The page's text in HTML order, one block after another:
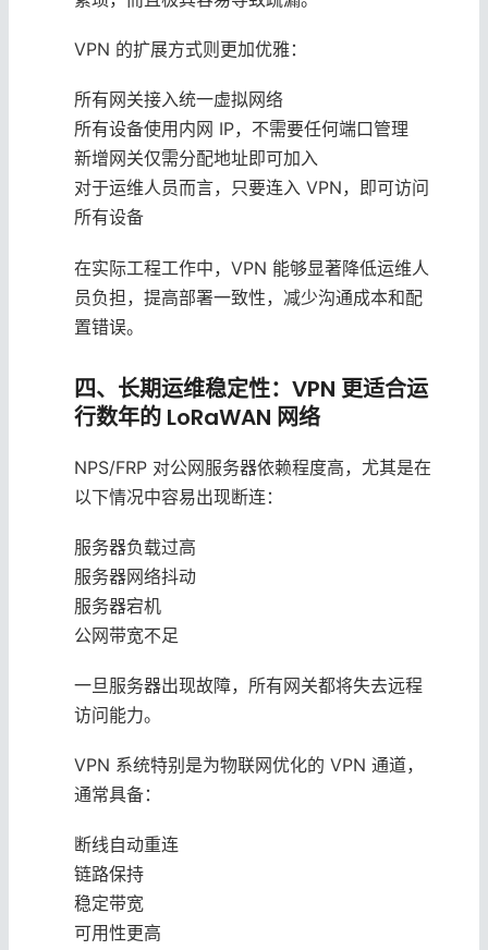
VPN 的扩展方式则更加优雅：
所有网关接入统一虚拟网络
所有设备使用内网 IP，不需要任何端口管理
新增网关仅需分配地址即可加入
对于运维人员而言，只要连入 VPN，即可访问
所有设备
在实际工程工作中，VPN 能够显著降低运维人
员负担，提高部署一致性，减少沟通成本和配
置错误。
四、长期运维稳定性：VPN 更适合运
行数年的 LoRaWAN 网络
NPS/FRP 对公网服务器依赖程度高，尤其是在
以下情况中容易出现断连：
服务器负载过高
服务器网络抖动
服务器宕机
公网带宽不足
一旦服务器出现故障，所有网关都将失去远程
访问能力。
VPN 系统特别是为物联网优化的 VPN 通道，
通常具备：
断线自动重连
链路保持
稳定带宽
可用性更高